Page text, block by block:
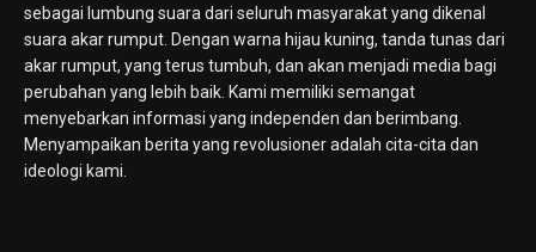
sebagai lumbung suara dari seluruh masyarakat yang dikenal
suara akar rumput. Dengan warna hijau kuning, tanda tunas dari
akar rumput, yang terus tumbuh, dan akan menjadi media bagi
perubahan yang lebih baik. Kami memiliki semangat
menyebarkan informasi yang independen dan berimbang.
Menyampaikan berita yang revolusioner adalah cita-cita dan
ideologi kami.